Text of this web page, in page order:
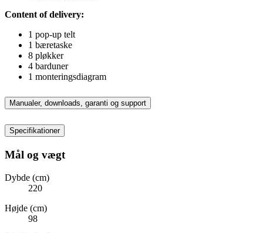
Content of delivery:
1 pop-up telt
1 bæretaske
8 pløkker
4 barduner
1 monteringsdiagram
Manualer, downloads, garanti og support
Specifikationer
Mål og vægt
Dybde (cm)
220
Højde (cm)
98